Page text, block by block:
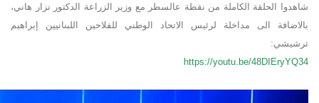
شاهدوا الحلقة الكاملة من نقطة عالسطر مع وزير الزراعة الدكتور نزار هاني،
بالاضافة الى مداخلة لرئيس الاتحاد الوطني للفلاحين اللبنانيين إبراهيم
ترشيشي:
https://youtu.be/48DIEryYQ34